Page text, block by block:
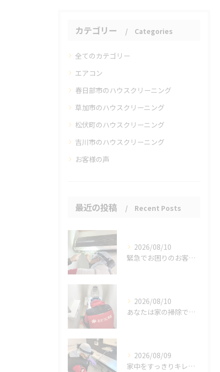
カテゴリー Categories
全てのカテゴリー
エアコン
春日部市のハウスクリーニング
草加市のハウスクリーニング
松伏町のハウスクリーニング
吉川市のハウスクリーニング
お客様の声
最近の投稿 Recent Posts
2026/08/10
緊急でお困りのお客様がいらっしゃいました。
2026/08/10
あなたは家の掃除で悩んでいませんか？
2026/08/09
家中をすっきりキレイに保ちましょう。